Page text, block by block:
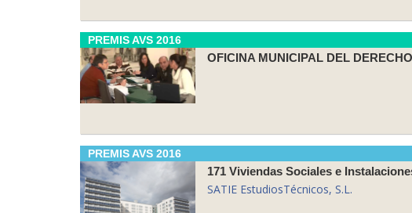
PREMIS AVS 2016
OFICINA MUNICIPAL DEL
PREMIS AVS 2016
171 Viviendas Sociales e
SATIE EstudiosTécnicos, S.L.